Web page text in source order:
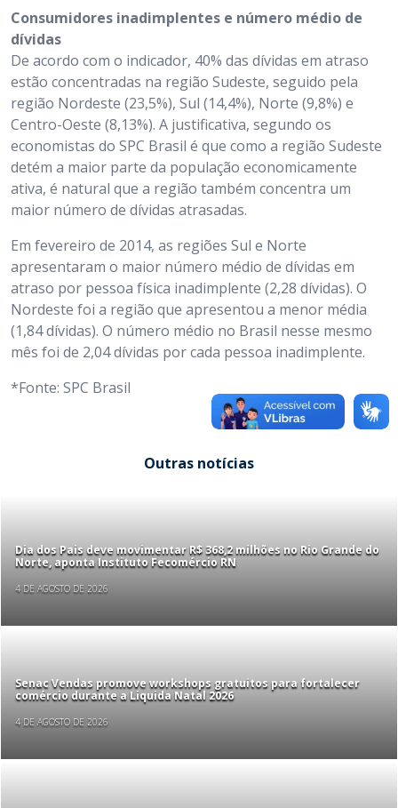
Consumidores inadimplentes e número médio de
dívidas
De acordo com o indicador, 40% das dívidas em atraso
estão concentradas na região Sudeste, seguido pela
região Nordeste (23,5%), Sul (14,4%), Norte (9,8%) e
Centro-Oeste (8,13%). A justificativa, segundo os
economistas do SPC Brasil é que como a região Sudeste
detém a maior parte da população economicamente
ativa, é natural que a região também concentra um
maior número de dívidas atrasadas.
Em fevereiro de 2014, as regiões Sul e Norte
apresentaram o maior número médio de dívidas em
atraso por pessoa física inadimplente (2,28 dívidas). O
Nordeste foi a região que apresentou a menor média
(1,84 dívidas). O número médio no Brasil nesse mesmo
mês foi de 2,04 dívidas por cada pessoa inadimplente.
*Fonte: SPC Brasil
Outras notícias
Dia dos Pais deve movimentar R$ 368,2 milhões no Rio Grande do
Norte, aponta Instituto Fecomércio RN
4 DE AGOSTO DE 2026
Senac Vendas promove workshops gratuitos para fortalecer
comércio durante a Liquida Natal 2026
4 DE AGOSTO DE 2026